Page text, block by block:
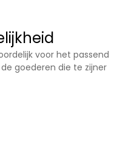
voor het passend
goederen die te zijner